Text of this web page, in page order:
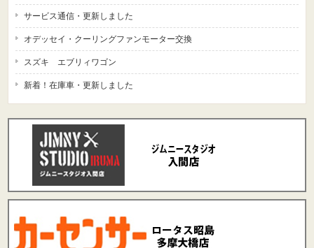
サービス通信・更新しました
オデッセイ・クーリングファンモーター交換
スズキ エブリィワゴン
新着！在庫車・更新しました